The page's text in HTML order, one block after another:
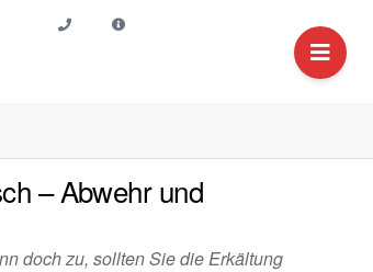
– Abwehr und
doch zu, sollten Sie die Erkältung